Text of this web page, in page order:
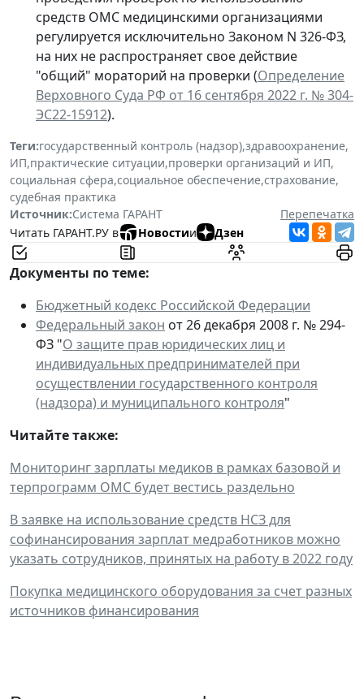
средств ОМС медицинскими организациями
регулируется исключительно Законом N 326-ФЗ,
на них не распространяет свое действие
"общий" мораторий на проверки (Определение
Верховного Суда РФ от 16 сентября 2022 г. № 304-
ЭС22-15912).
Теги:государственный контроль (надзор),здравоохранение,
ИП,практические ситуации,проверки организаций и ИП,
социальная сфера,социальное обеспечение,страхование,
судебная практика
Источник:Система ГАРАНТ
Перепечатка
Читать ГАРАНТ.РУ в
Новостии Дзен
Документы по теме:
Бюджетный кодекс Российской Федерации
Федеральный закон от 26 декабря 2008 г. № 294-
ФЗ "О защите прав юридических лиц и
индивидуальных предпринимателей при
осуществлении государственного контроля
(надзора) и муниципального контроля"
Читайте также:
Мониторинг зарплаты медиков в рамках базовой и
терпрограмм ОМС будет вестись раздельно
В заявке на использование средств НСЗ для
софинансирования зарплат медработников можно
указать сотрудников, принятых на работу в 2022 году
Покупка медицинского оборудования за счет разных
источников финансирования